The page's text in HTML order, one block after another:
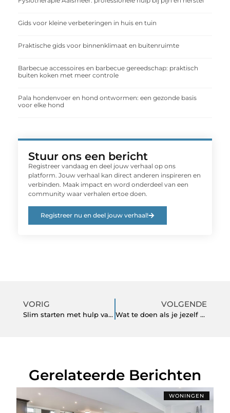
Gids voor kleine verbeteringen in huis en tuin
Praktische gids voor binnenklimaat en buitenruimte
Barbecue accessoires en barbecue gereedschap: praktisch
buiten koken met meer controle
Pala hondenvoer en hond ontwormen: een gezonde basis
voor elke hond
Stuur ons een bericht
Registreer vandaag en deel jouw verhaal op ons
platform. Jouw verhaal kan direct anderen inspireren en
verbinden. Maak impact en word onderdeel van een
community waar verhalen ertoe doen.
Registreer nu en deel jouw verhaal!
VORIG
Slim starten met hulp van een ervaren leverancier van wimper- en wenkbrauwproducten
VOLGENDE
Wat te doen als je jezelf hebt buitengesloten in Leusden
Gerelateerde Berichten
WONINGEN